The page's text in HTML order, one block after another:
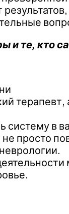
и те, кто
систему в
не просто